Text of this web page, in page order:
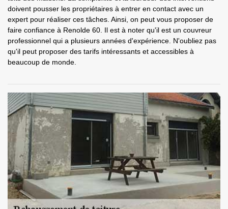
doivent pousser les propriétaires à entrer en contact avec un
expert pour réaliser ces tâches. Ainsi, on peut vous proposer de
faire confiance à Renolde 60. Il est à noter qu'il est un couvreur
professionnel qui a plusieurs années d'expérience. N'oubliez pas
qu'il peut proposer des tarifs intéressants et accessibles à
beaucoup de monde.